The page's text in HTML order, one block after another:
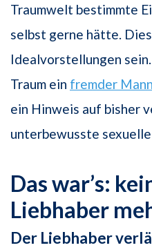
Traumwelt bestimmte
selbst gerne hätte.
Idealvorstellungen
Traum ein fremder Mann
ein Hinweis auf bisher
unterbewusste
Das war’s:
Liebhaber
Der Liebhaber